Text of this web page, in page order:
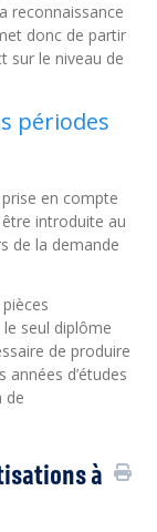
reconnaissance
donc de partir
sur le niveau de
périodes
en compte
introduite au
de la demande
seul diplôme
de produire
années d’études
de
à